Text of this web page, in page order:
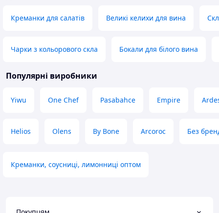
Креманки для салатів Великі келихи для вина
Чарки з кольорового скла Бокали для білого вина
Популярні виробники
Yiwu One Chef Pasabahce Empire
Helios Olens By Bone Arcoroc Без
Креманки, соусниці, лимонниці оптом